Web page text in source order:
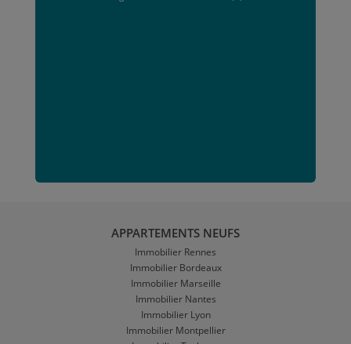
APPARTEMENTS NEUFS
Immobilier Rennes
Immobilier Bordeaux
Immobilier Marseille
Immobilier Nantes
Immobilier Lyon
Immobilier Montpellier